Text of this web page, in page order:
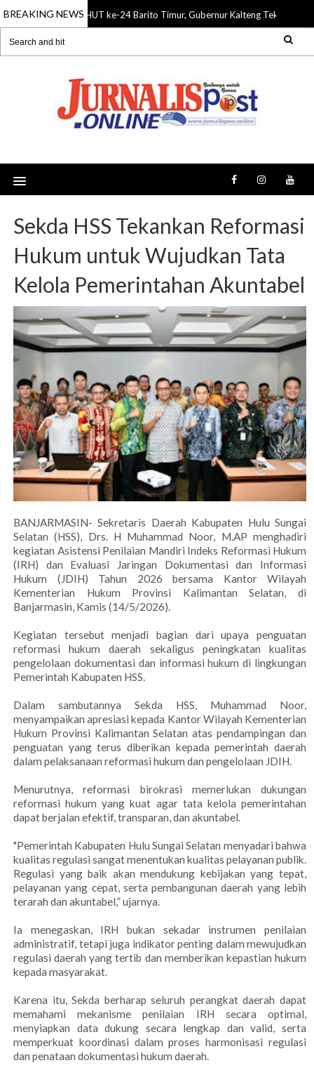
BREAKING NEWS
08 Aug 2026 HUT ke-24 Barito Timur, Gubernur Kalteng Tekankan
Sekda HSS Tekankan Reformasi
Hukum untuk Wujudkan Tata
Kelola Pemerintahan Akuntabel
BANJARMASIN- Sekretaris Daerah Kabupaten Hulu Sungai
Selatan (HSS), Drs. H Muhammad Noor, M.AP menghadiri
kegiatan Asistensi Penilaian Mandiri Indeks Reformasi Hukum
(IRH) dan Evaluasi Jaringan Dokumentasi dan Informasi
Hukum (JDIH) Tahun 2026 bersama Kantor Wilayah
Kementerian Hukum Provinsi Kalimantan Selatan, di
Banjarmasin, Kamis (14/5/2026).
Kegiatan tersebut menjadi bagian dari upaya penguatan
reformasi hukum daerah sekaligus peningkatan kualitas
pengelolaan dokumentasi dan informasi hukum di lingkungan
Pemerintah Kabupaten HSS.
Dalam sambutannya Sekda HSS, Muhammad Noor,
menyampaikan apresiasi kepada Kantor Wilayah Kementerian
Hukum Provinsi Kalimantan Selatan atas pendampingan dan
penguatan yang terus diberikan kepada pemerintah daerah
dalam pelaksanaan reformasi hukum dan pengelolaan JDIH.
Menurutnya, reformasi birokrasi memerlukan dukungan
reformasi hukum yang kuat agar tata kelola pemerintahan
dapat berjalan efektif, transparan, dan akuntabel.
"Pemerintah Kabupaten Hulu Sungai Selatan menyadari bahwa
kualitas regulasi sangat menentukan kualitas pelayanan publik.
Regulasi yang baik akan mendukung kebijakan yang tepat,
pelayanan yang cepat, serta pembangunan daerah yang lebih
terarah dan akuntabel,” ujarnya.
Ia menegaskan, IRH bukan sekadar instrumen penilaian
administratif, tetapi juga indikator penting dalam mewujudkan
regulasi daerah yang tertib dan memberikan kepastian hukum
kepada masyarakat.
Karena itu, Sekda berharap seluruh perangkat daerah dapat
memahami mekanisme penilaian IRH secara optimal,
menyiapkan data dukung secara lengkap dan valid, serta
memperkuat koordinasi dalam proses harmonisasi regulasi
dan penataan dokumentasi hukum daerah.